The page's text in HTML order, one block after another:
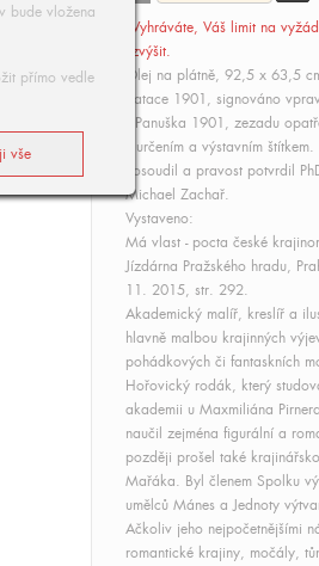
bude vložena
přímo vedle
Vyhráváte, Váš limit na
zvýšit.
Olej na plátně, 92,5 x 63,5
datace 1901, signováno
J.Panuška 1901, zezadu
s určením a výstavním štítkem.
Posoudil a pravost potvrdil
Michael Zachař.
Vystaveno:
Má vlast - pocta české
Jízdárna Pražského hradu,
11. 2015, str. 292.
Akademický malíř, kreslíř a
hlavně malbou krajinných
pohádkových či fantaskních
Hořovický rodák, který
akademii u Maxmiliána
naučil zejména figurální a
později prošel také
Mařáka. Byl členem Spolku
umělců Mánes a Jednoty
Ačkoliv jeho nejpočetnějšími
romantické krajiny, močály,